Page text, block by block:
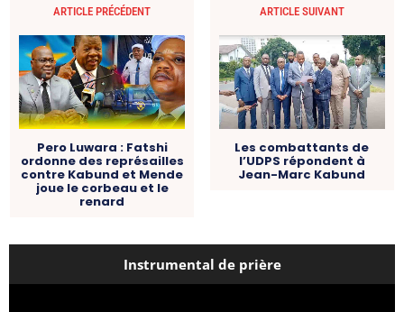
ARTICLE PRÉCÉDENT
Pero Luwara : Fatshi
ordonne des représailles
contre Kabund et Mende
joue le corbeau et le
renard
ARTICLE SUIVANT
Les combattants de
l’UDPS répondent à
Jean-Marc Kabund
Instrumental de prière